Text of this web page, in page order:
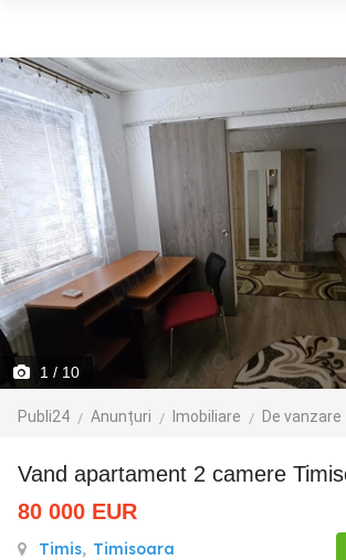
1 / 10
Publi24 Anunțuri Imobiliare De vanzare
Vand apartament 2 camere
80 000 EUR
Timis, Timisoara